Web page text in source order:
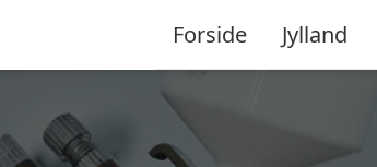
Forside Jylland